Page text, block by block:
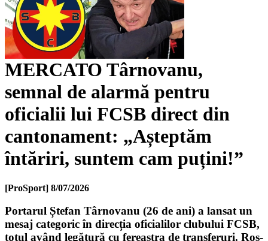
MERCATO Târnovanu,
semnal de alarmă pentru
oficialii lui FCSB direct din
cantonament: „Așteptăm
întăriri, suntem cam puțini!”
[ProSport] 8/07/2026
Portarul Ștefan Târnovanu (26 de ani) a lansat un
mesaj categoric în direcția oficialilor clubului FCSB,
totul având legătură cu fereastra de transferuri. Roș-